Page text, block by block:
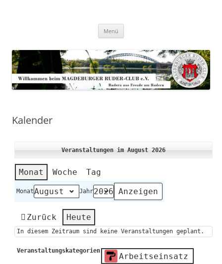
Menü
Kalender
Veranstaltungen im August 2026
Monat Woche Tag
Monat Jahr
Zurück Heute
In diesem Zeitraum sind keine Veranstaltungen geplant.
Veranstaltungskategorien
Arbeitseinsatz